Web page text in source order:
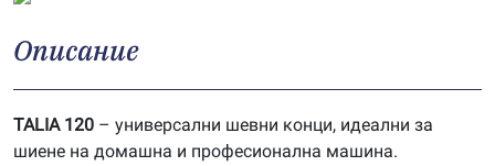
Описание
TALIA 120 – универсални шевни конци, идеални за
шиене на домашна и професионална машина.